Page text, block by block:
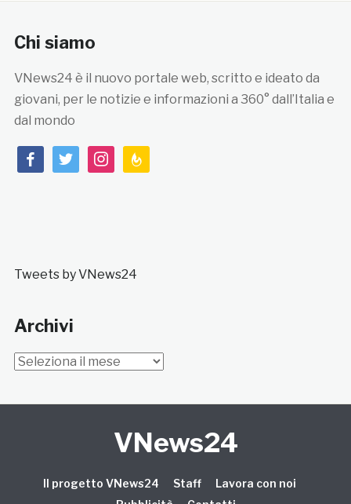
Chi siamo
VNews24 è il nuovo portale web, scritto e ideato da
giovani, per le notizie e informazioni a 360° dall’Italia e
dal mondo
facebooktwitterinstagramfeedburner
Tweets by VNews24
Archivi
Archivi
VNews24
Il progetto VNews24 Staff
Lavora con noi